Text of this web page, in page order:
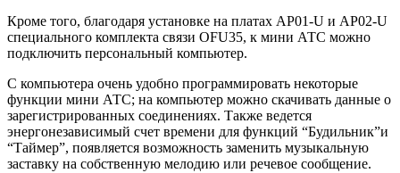
Кроме того, благодаря установке на платах AP01-U и AP02-U
специального комплекта связи OFU35, к мини АТС можно
подключить персональный компьютер.
С компьютера очень удобно программировать некоторые
функции мини АТС; на компьютер можно скачивать данные о
зарегистрированных соединениях. Также ведется
энергонезависимый счет времени для функций “Будильник”и
“Таймер”, появляется возможность заменить музыкальную
заставку на собственную мелодию или речевое сообщение.